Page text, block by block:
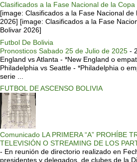
Clasificados a la Fase Nacional de la
[image: Clasificados a la Fase Nacional de
2026] [image: Clasificados a la Fase
Bolivar 2026]
Futbol De Bolivia
Pronosticos Sabado 25 de Julio de 2025 -
England vs Atlanta - *New England o
Philadelphia vs Seattle - *Philadelphia o
serie ...
FUTBOL DE ASCENSO BOLIVIA
Comunicado LA PRIMERA “A” PROHÍBE
TELEVISIÓN O STREAMING DE LOS
- En reunión de directorio realizado en
presidentes y delegados, de clubes de la